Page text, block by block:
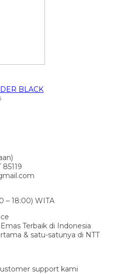
BLACK
– 18:00) WITA
Terbaik di Indonesia
& satu-satunya di NTT
support kami